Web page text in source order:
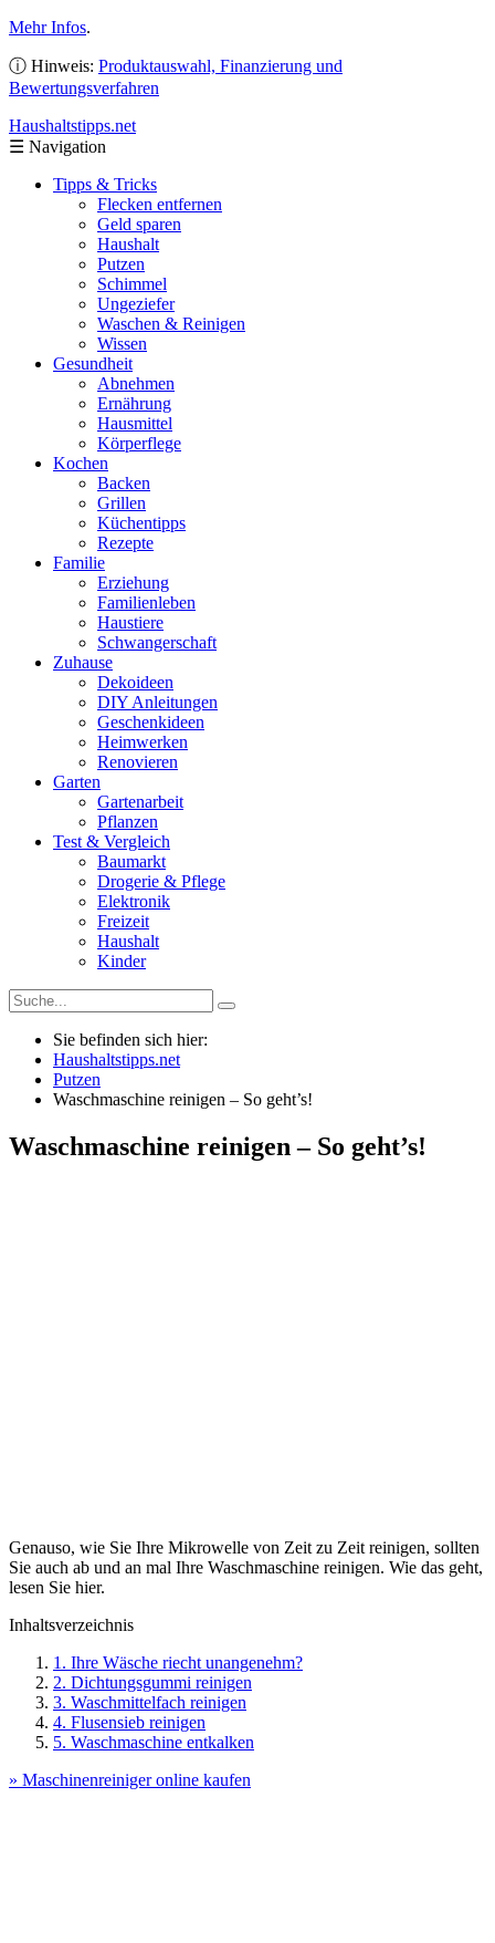
Mehr Infos.
ⓘ Hinweis: Produktauswahl, Finanzierung und
Bewertungsverfahren
Haushaltstipps.net
☰ Navigation
Tipps & Tricks
Flecken entfernen
Geld sparen
Haushalt
Putzen
Schimmel
Ungeziefer
Waschen & Reinigen
Wissen
Gesundheit
Abnehmen
Ernährung
Hausmittel
Körperflege
Kochen
Backen
Grillen
Küchentipps
Rezepte
Familie
Erziehung
Familienleben
Haustiere
Schwangerschaft
Zuhause
Dekoideen
DIY Anleitungen
Geschenkideen
Heimwerken
Renovieren
Garten
Gartenarbeit
Pflanzen
Test & Vergleich
Baumarkt
Drogerie & Pflege
Elektronik
Freizeit
Haushalt
Kinder
Sie befinden sich hier:
Haushaltstipps.net
Putzen
Waschmaschine reinigen – So geht’s!
Waschmaschine reinigen – So geht’s!
Genauso, wie Sie Ihre Mikrowelle von Zeit zu Zeit reinigen, sollten
Sie auch ab und an mal Ihre Waschmaschine reinigen. Wie das geht,
lesen Sie hier.
Inhaltsverzeichnis
1. Ihre Wäsche riecht unangenehm?
2. Dichtungsgummi reinigen
3. Waschmittelfach reinigen
4. Flusensieb reinigen
5. Waschmaschine entkalken
» Maschinenreiniger online kaufen